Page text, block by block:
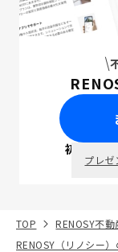
初回面談で
プレゼ
TOP RENOSY不
RENOSY（リノシー